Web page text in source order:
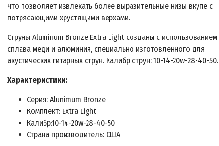
что позволяет извлекать более выразительные низы вкупе с
потрясающими хрустящими верхами.
Струны Aluminum Bronze Extra Light созданы с использованием
сплава меди и алюминия, специально изготовленного для
акустических гитарных струн. Калибр струн: 10-14-20w-28-40-50.
Характеристики:
Серия: Alunimum Bronze
Комплект: Extra Light
Калибр:10-14-20w-28-40-50
Страна производитель: США